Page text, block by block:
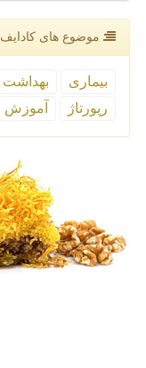
موضوع های كادایف
بیماری بهداشت
رپورتاژ
آموزش